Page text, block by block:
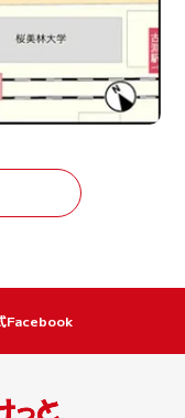
Facebook